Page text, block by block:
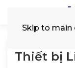
Skip to main
Thiết bị